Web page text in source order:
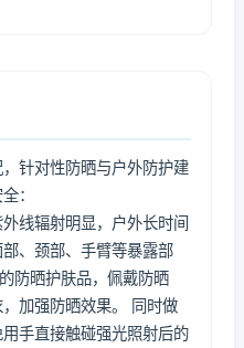
针对性防晒与户外防护建
：
线辐射明显，户外长时间
、颈部、手臂等暴露部
防晒护肤品，佩戴防晒
加强防晒效果。 同时做
手直接触碰强光照射后的